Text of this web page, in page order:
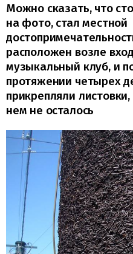
Можно сказать, что
на фото, стал местной
расположен возле
музыкальный клуб, и
протяжении четырех
прикрепляли
нем не осталось